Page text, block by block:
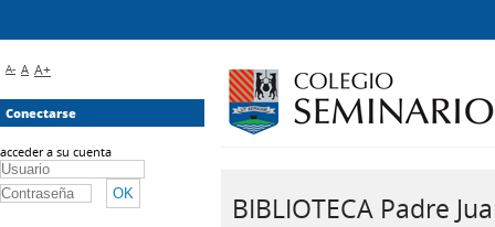
BIBLIOTECA Padre
A- A A+
Conectarse
acceder a su cuenta